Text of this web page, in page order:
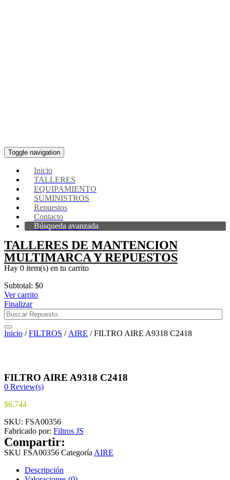
Toggle navigation
Inicio
TALLERES
EQUIPAMIENTO
SUMINISTROS
Repuestos
Contacto
Búsqueda avanzada
TALLERES DE MANTENCION
MULTIMARCA Y REPUESTOS
Hay 0 item(s) en tu carrito
Subtotal: $0
Ver carrito
Finalizar
Inicio /FILTROS / AIRE / FILTRO AIRE A9318 C2418
FILTRO AIRE A9318 C2418
0 Review(s)
$6.744
SKU: FSA00356
Fabricado por: Filtros JS
Compartir:
SKU FSA00356 Categoría AIRE
Descripción